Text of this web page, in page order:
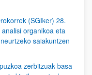
(SGIker) 28.
organikoa eta
saiakuntzen
zerbitzuak basa-